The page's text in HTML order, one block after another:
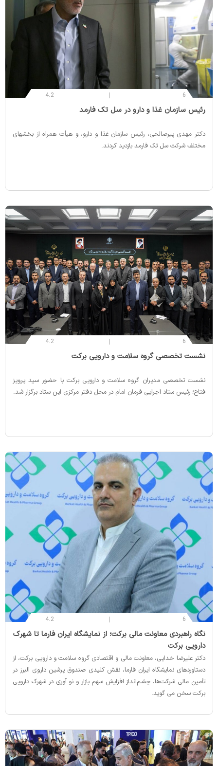
6
4.2
‌رئیس سازمان غذا و دارو در سل تک فارمد
دکتر مهدی پیرصالحی، رئیس سازمان غذا و دارو، و هیأت همراه از بخشهای
مختلف شرکت سل تک فارمد بازدید کردند.
6
4.2
‌نشست تخصصی گروه سلامت و دارویی برکت
نشست تخصصی مدیران گروه سلامت و دارویی برکت با حضور سید پرویز
فتاح؛ رئیس ستاد اجرایی فرمان امام در محل دفتر مرکزی این ستاد برگزار شد.
6
4.2
‌نگاه راهبردی معاونت مالی برکت؛ از نمایشگاه ایران فارما تا شهرک
دارویی برکت
دکتر علیرضا خدایی، معاونت مالی و اقتصادی گروه سلامت و دارویی برکت، از
دستاوردهای نمایشگاه ایران فارما، نقش کلیدی صندوق پرشین داروی البرز در
تأمین مالی شرکت‌ها، چشم‌انداز افزایش سهم بازار و نو آوری در شهرک دارویی
برکت سخن می گوید.